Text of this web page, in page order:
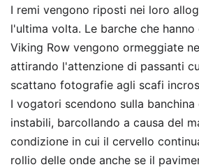
I remi vengono riposti nei loro
l'ultima volta. Le barche che
Viking Row vengono ormeggiate
attirando l'attenzione di passanti
scattano fotografie agli scafi
I vogatori scendono sulla banchina
instabili, barcollando a causa del
condizione in cui il cervello
rollio delle onde anche se il